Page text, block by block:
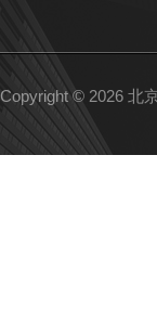
Copyright © 2026 北